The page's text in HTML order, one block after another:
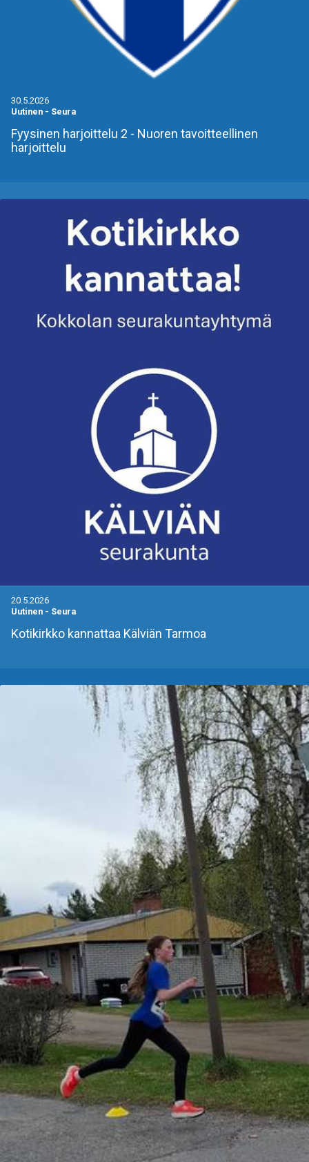
30.5.2026
Uutinen - Seura
Fyysinen harjoittelu 2 - Nuoren tavoitteellinen
harjoittelu
20.5.2026
Uutinen - Seura
Kotikirkko kannattaa Kälviän Tarmoa